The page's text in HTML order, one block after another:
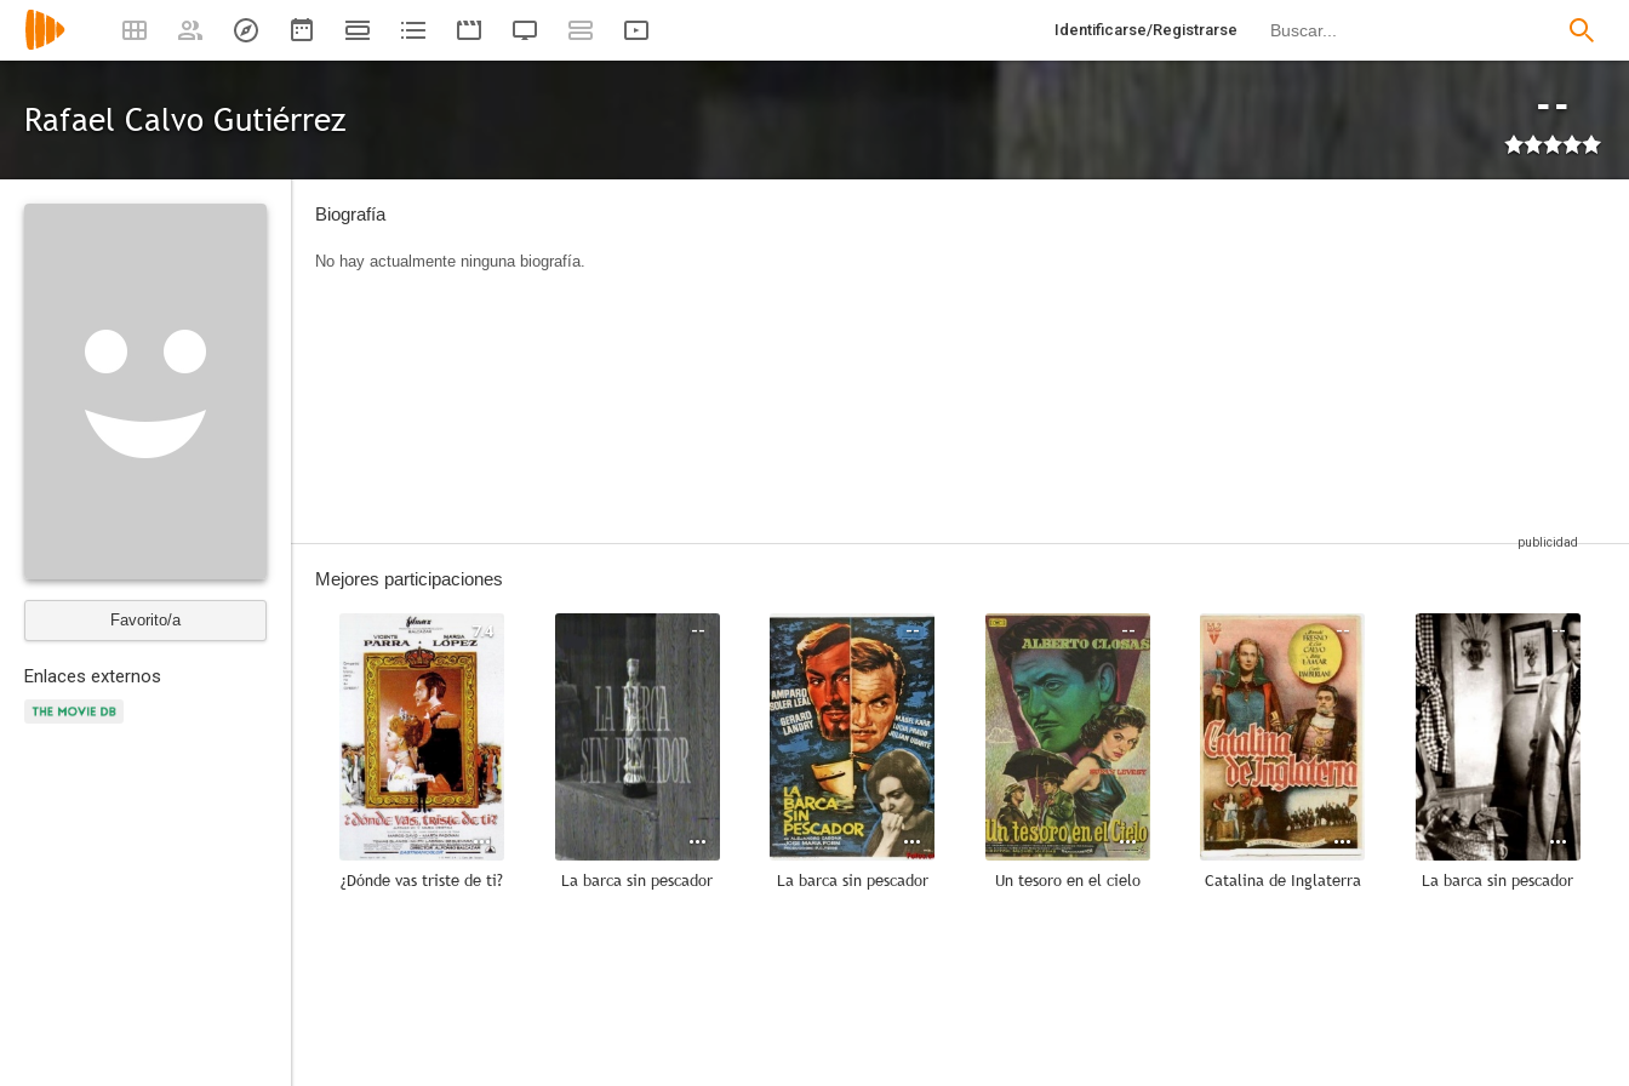
Identificarse/Registrarse
Rafael Calvo Gutiérrez --
Favorito/a
Enlaces externos
Biografía
No hay actualmente ninguna biografía.
Mejores participaciones
7.4
¿Dónde vas triste de ti?
--
La barca sin pescador
--
La barca sin pescador
--
Un tesoro en el cielo
--
Catalina de Inglaterra
--
La barca sin pescador